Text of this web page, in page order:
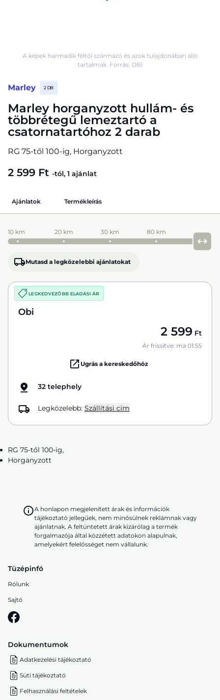
Marley 2 DB
Marley horganyzott hullám- és
többrétegű lemeztartó a
csatornatartóhoz 2 darab
RG 75-től 100-ig, Horganyzott
2 599 Ft -tól, 1 ajánlat
A képek harmadik féltől származó és azok tulajdonában álló
tartalmak. Forrás: OBI
Ajánlatok Termékleírás
10 km 20 km 30 km 80 km
Mutasd a legközelebbi ajánlatokat
LEGKEDVEZŐBB ELADÁSI ÁR
Obi
2 599 Ft
Ár frissítve: ma 01:55
Ugrás a kereskedőhöz
32 telephely
Legközelebb: Szállítási cím
RG 75-től 100-ig,
Horganyzott
A honlapon megjelenített árak és információk
tájékoztató jellegűek, nem minősülnek reklámnak vagy
ajánlatnak. A feltüntetett árak kizárólag a termék
forgalmazója által közzétett adatokon alapulnak,
amelyekért felelősséget nem vállalunk.
Tüzépinfó
Rólunk
Sajtó
Dokumentumok
Adatkezelési tájékoztató
Süti tájékoztató
Felhasználási feltételek